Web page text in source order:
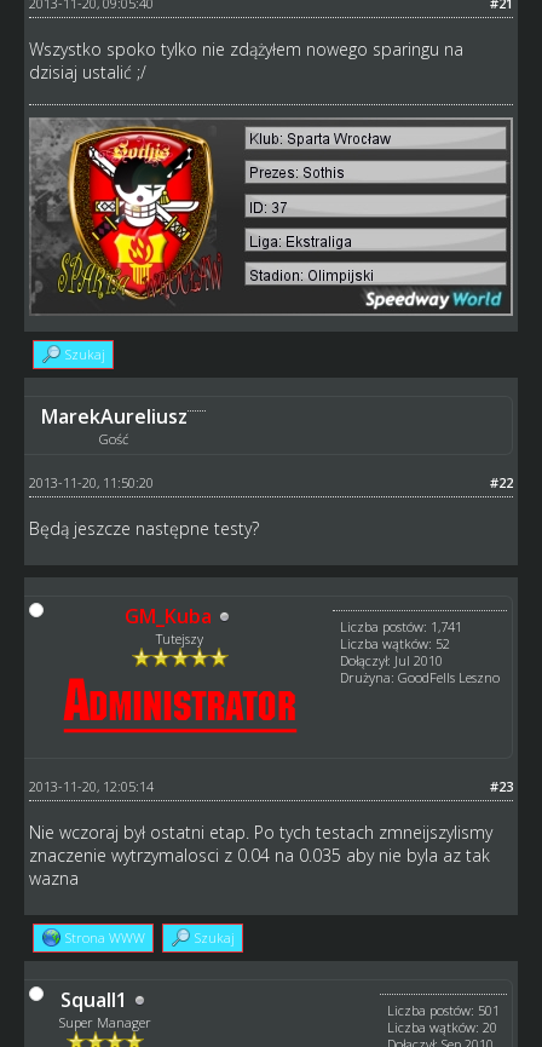
Wszystko spoko tylko nie zdążyłem nowego sparingu na
dzisiaj ustalić ;/
Szukaj
MarekAureliusz
Gość
#22
2013-11-20, 11:50:20
Będą jeszcze następne testy?
GM_Kuba
Tutejszy
Liczba postów: 1,741
Liczba wątków: 52
Dołączył: Jul 2010
Drużyna: GoodFells Leszno
#23
2013-11-20, 12:05:14
Nie wczoraj był ostatni etap. Po tych testach zmneijszylismy
znaczenie wytrzymalosci z 0.04 na 0.035 aby nie byla az tak
wazna
Strona WWW Szukaj
Squall1
Super Manager
Liczba postów: 501
Liczba wątków: 20